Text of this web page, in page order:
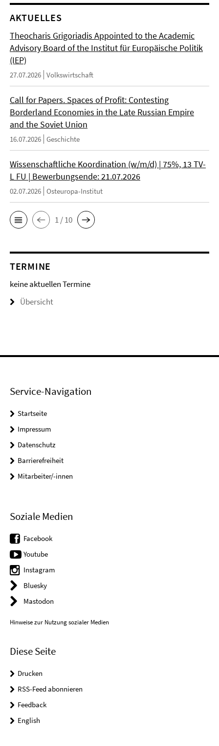
AKTUELLES
Theocharis Grigoriadis Appointed to the Academic
Advisory Board of the Institut für Europäische Politik
(IEP)
27.07.2026 Volkswirtschaft
Call for Papers. Spaces of Profit: Contesting
Borderland Economies in the Late Russian Empire
and the Soviet Union
16.07.2026 Geschichte
Wissenschaftliche Koordination (w/m/d) | 75%, 13 TV-
L FU | Bewerbungsende: 21.07.2026
02.07.2026 Osteuropa-Institut
1 / 10
TERMINE
keine aktuellen Termine
Übersicht
Service-Navigation
Startseite
Impressum
Datenschutz
Barrierefreiheit
Mitarbeiter/-innen
Soziale Medien
Facebook
Youtube
Instagram
Bluesky
Mastodon
Hinweise zur Nutzung sozialer Medien
Diese Seite
Drucken
RSS-Feed abonnieren
Feedback
English